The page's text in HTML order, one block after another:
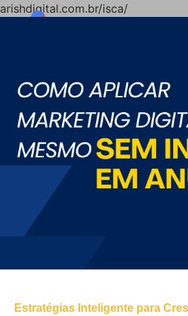
arishdigital.com.br/isca/
Estratégias Inteligente para